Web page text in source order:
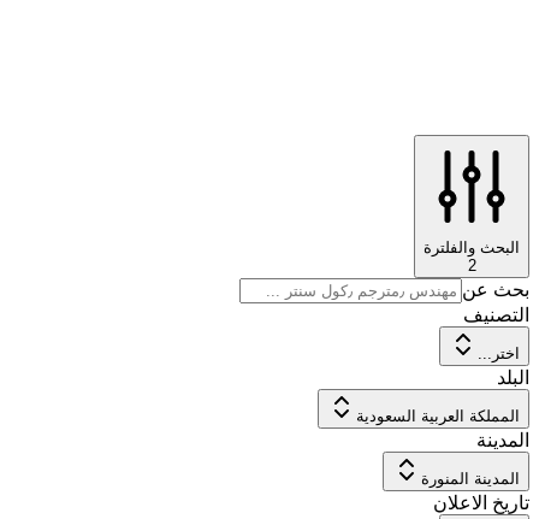
البحث والفلترة
2
بحث عن
التصنيف
اختر...
البلد
المملكة العربية السعودية
المدينة
المدينة المنورة
تاريخ الاعلان